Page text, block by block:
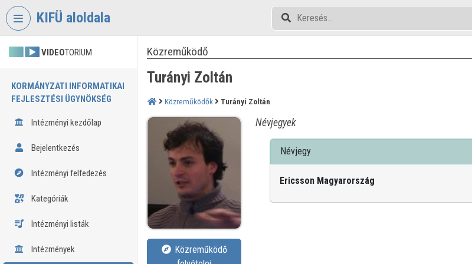
Fejléc kihagyása
KIFÜ aloldala
VIDEOTORIUM
KORMÁNYZATI INFORMATIKAI
FEJLESZTÉSI ÜGYNÖKSÉG
Intézményi kezdőlap
Bejelentkezés
Intézményi felfedezés
Kategóriák
Intézményi listák
Intézmények
Közreműködő
Turányi Zoltán
Közreműködők Turányi Zoltán
Névjegyek
Névjegy
Ericsson Magyarország